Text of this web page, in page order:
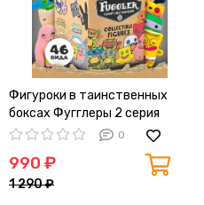
Фигуроки в таинственных
боксах Фугглеры 2 серия
0
990 ₽
1 290 ₽